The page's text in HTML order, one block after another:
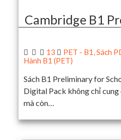
Cambridge B1
13 PET - B1,Sách
Hành B1 (PET)
Sách B1 Preliminary for
Digital Pack không chỉ
mà còn…